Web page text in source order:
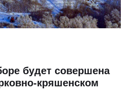
будет совершена
кряшенском